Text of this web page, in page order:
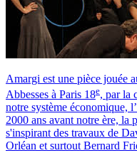
Amargi est une pièce jouée
Abbesses à Paris 18e, par la
notre système économique,
2000 ans avant notre ère, la
s'inspirant des travaux de
Orléan et surtout Bernard